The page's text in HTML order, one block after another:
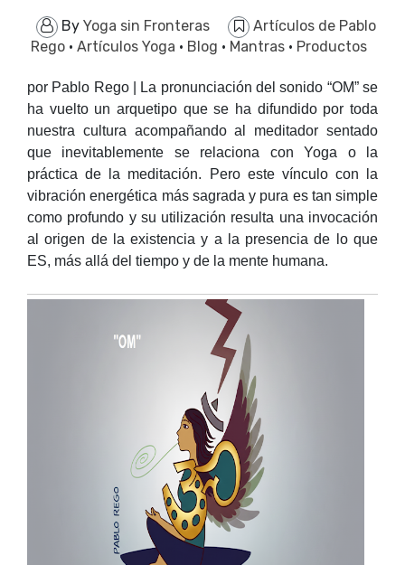
By Yoga sin Fronteras
Artículos de Pablo
Rego · Artículos Yoga · Blog · Mantras · Productos
por Pablo Rego | La pronunciación del sonido “OM” se
ha vuelto un arquetipo que se ha difundido por toda
nuestra cultura acompañando al meditador sentado
que inevitablemente se relaciona con Yoga o la
práctica de la meditación. Pero este vínculo con la
vibración energética más sagrada y pura es tan simple
como profundo y su utilización resulta una invocación
al origen de la existencia y a la presencia de lo que
ES, más allá del tiempo y de la mente humana.